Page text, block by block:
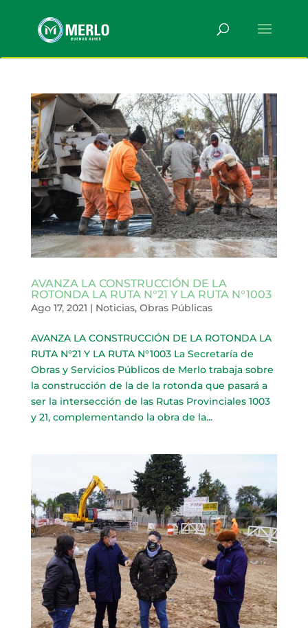
AVANZA LA CONSTRUCCIÓN DE LA
ROTONDA LA RUTA N°21 Y LA RUTA N°1003
Ago 17, 2021 | Noticias, Obras Públicas
AVANZA LA CONSTRUCCIÓN DE LA ROTONDA LA
RUTA N°21 Y LA RUTA N°1003 La Secretaría de
Obras y Servicios Públicos de Merlo trabaja sobre
la construcción de la de la rotonda que pasará a
ser la intersección de las Rutas Provinciales 1003
y 21, complementando la obra de la...